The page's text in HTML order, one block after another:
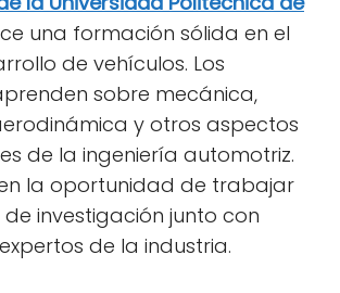
una formación sólida en el
de vehículos. Los
sobre mecánica,
y otros aspectos
de la ingeniería automotriz.
la oportunidad de trabajar
investigación junto con
de la industria.